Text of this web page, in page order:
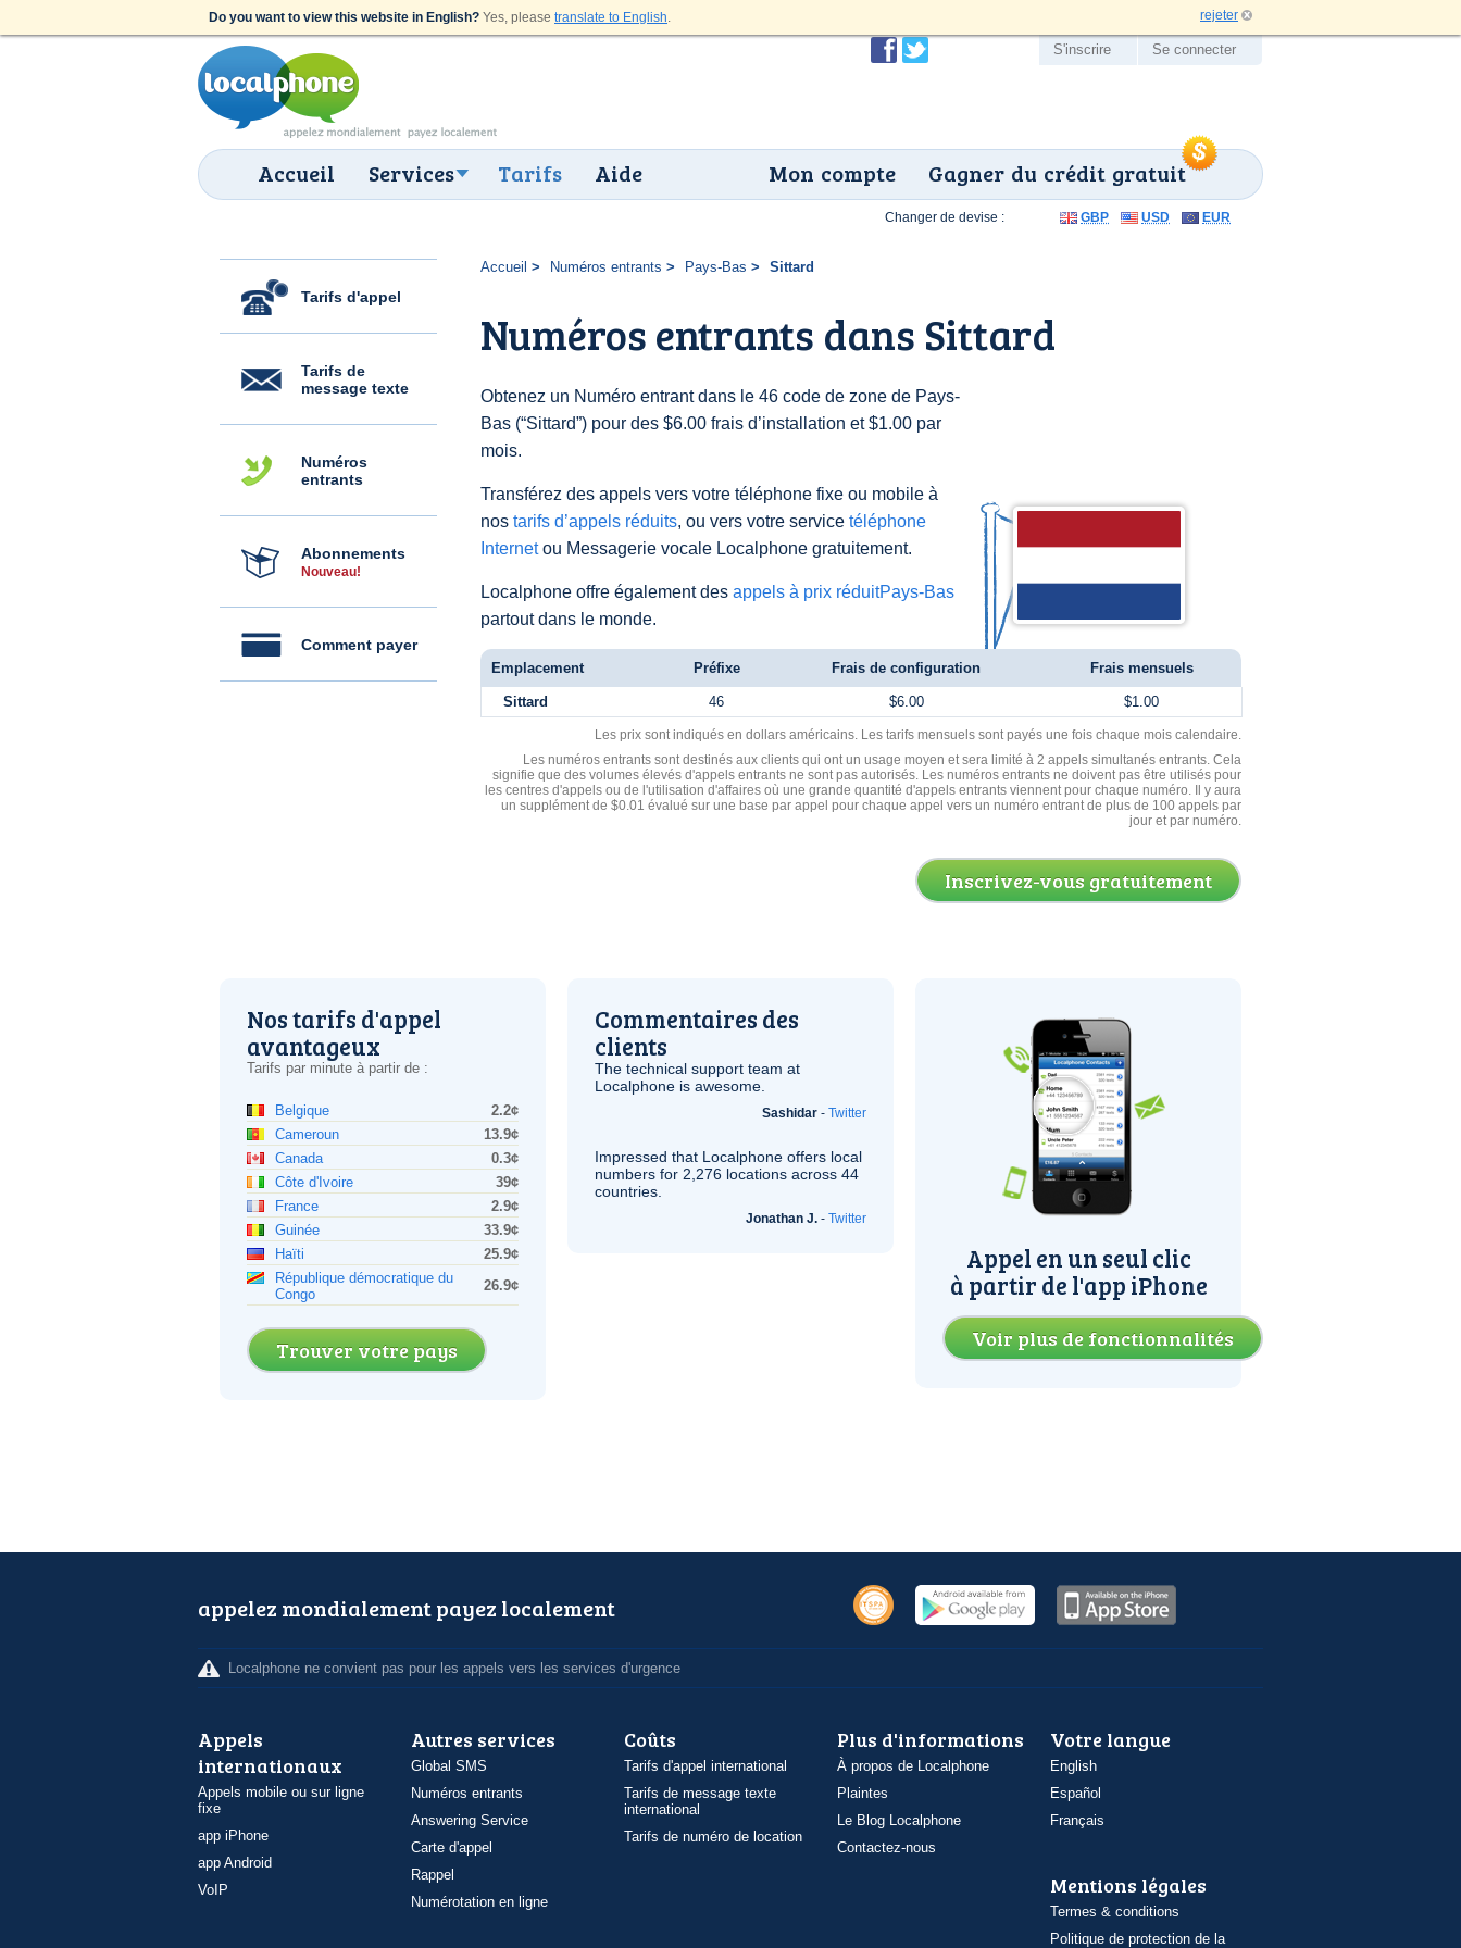
Do you want to view this website in English? Yes, please translate to English. rejeter
Accueil Services Tarifs Aide Gagner du crédit gratuit
Mon compte
S'inscrire Se connecter
Tarifs d'appel
Tarifs de
message texte
Numéros
entrants
Abonnements
Nouveau!
Comment payer
Accueil Numéros entrants Pays-Bas Sittard
Numéros entrants dans Sittard
Obtenez un Numéro entrant dans le 46 code de zone de Pays-
Bas (“Sittard”) pour des $6.00 frais d’installation et $1.00 par
mois.
Transférez des appels vers votre téléphone fixe ou mobile à
nos tarifs d’appels réduits, ou vers votre service téléphone
Internetou Messagerie vocale Localphone gratuitement.
Localphone offre également des appels à prix réduitPays-Bas
partout dans le monde.
Changer de devise : GBP USD EUR
Emplacement Préfixe Frais de configuration Frais mensuels
Sittard 46 $6.00 $1.00
Les prix sont indiqués en dollars américains. Les tarifs mensuels sont payés une fois chaque mois calendaire.
Les numéros entrants sont destinés aux clients qui ont un usage moyen et sera limité à 2 appels simultanés entrants. Cela
signifie que des volumes élevés d'appels entrants ne sont pas autorisés. Les numéros entrants ne doivent pas être utilisés pour
les centres d'appels ou de l'utilisation d'affaires où une grande quantité d'appels entrants viennent pour chaque numéro. Il y aura
un supplément de $0.01 évalué sur une base par appel pour chaque appel vers un numéro entrant de plus de 100 appels par
jour et par numéro.
Inscrivez-vous gratuitement
Nos tarifs d'appel
avantageux
Tarifs par minute à partir de :
Belgique
2.2¢
Cameroun
13.9¢
Canada
0.3¢
Côte d'Ivoire
39¢
France
2.9¢
Guinée
33.9¢
Haïti
25.9¢
République démocratique du
Congo
26.9¢
Trouver votre pays
Commentaires des
clients
The technical support team at
Localphone is awesome.
Sashidar - Twitter
Impressed that Localphone offers local
numbers for 2,276 locations across 44
countries.
Jonathan J. - Twitter
Appel en un seul clic
à partir de l'app iPhone
Voir plus de fonctionnalités
appelez mondialement payez localement
Localphone ne convient pas pour les appels vers les services d'urgence
Appels
internationaux
Appels mobile ou sur ligne
fixe
app iPhone
app Android
VoIP
Autres services
Global SMS
Numéros entrants
Answering Service
Carte d'appel
Rappel
Numérotation en ligne
Coûts
Tarifs d'appel international
Tarifs de message texte
international
Tarifs de numéro de location
Plus d'informations
À propos de Localphone
Plaintes
Le Blog Localphone
Contactez-nous
Votre langue
English
Español
Français
Mentions légales
Termes & conditions
Politique de protection de la